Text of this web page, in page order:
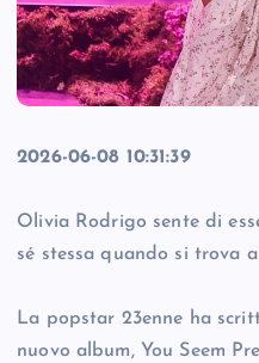
2026-06-08 10:31:39
Olivia Rodrigo sente di
sé stessa quando si trova
La popstar 23enne ha
nuovo album, You Seem